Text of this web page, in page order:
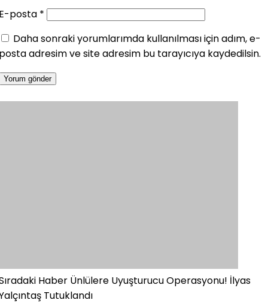
posta *
Daha sonraki yorumlarımda kullanılması için adım, e-
adresim ve site adresim bu tarayıcıya kaydedilsin.
Haber Ünlülere Uyuşturucu Operasyonu! İlyas
Tutuklandı